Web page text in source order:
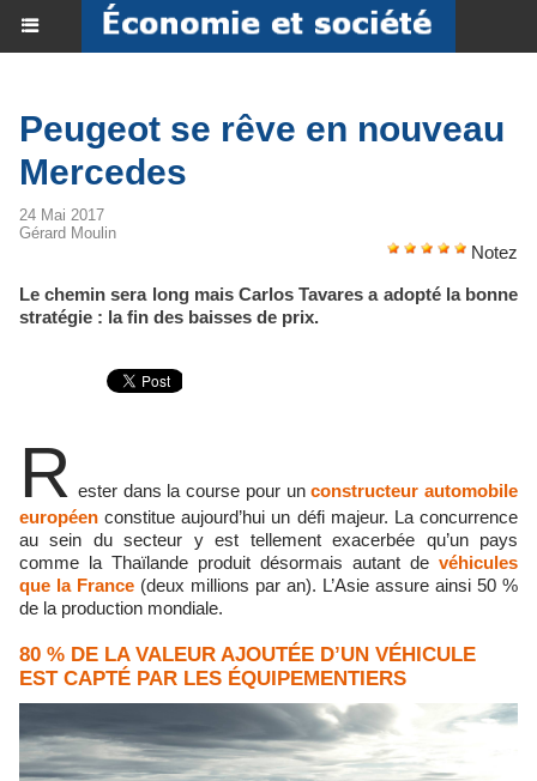
Peugeot se rêve en nouveau
Mercedes
24 Mai 2017
Gérard Moulin
Notez
Le chemin sera long mais Carlos Tavares a adopté la bonne
stratégie : la fin des baisses de prix.
R ester dans la course pour unconstructeur automobile
européen constitue aujourd’hui un défi majeur. La concurrence
au sein du secteur y est tellement exacerbée qu’un pays
comme la Thaïlande produit désormais autant de véhicules
que la France (deux millions par an). L’Asie assure ainsi 50 %
de la production mondiale.
80 % DE LA VALEUR AJOUTÉE D’UN VÉHICULE
EST CAPTÉ PAR LES ÉQUIPEMENTIERS